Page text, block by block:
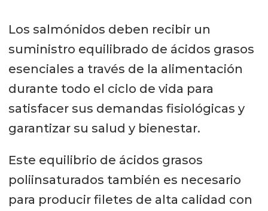
Los salmónidos deben recibir un
suministro equilibrado de ácidos grasos
esenciales a través de la alimentación
durante todo el ciclo de vida para
satisfacer sus demandas fisiológicas y
garantizar su salud y bienestar.
Este equilibrio de ácidos grasos
poliinsaturados también es necesario
para producir filetes de alta calidad con